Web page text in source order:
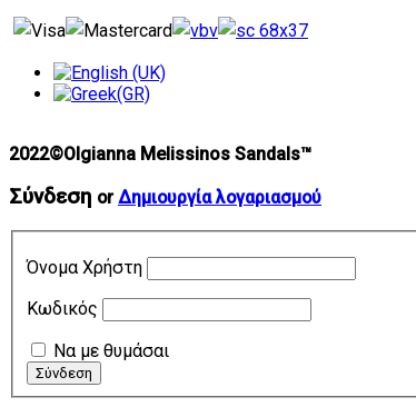
2022©Olgianna Melissinos Sandals™
Σύνδεση orΔημιουργία λογαριασμού
Όνομα Χρήστη
Κωδικός
Να με θυμάσαι